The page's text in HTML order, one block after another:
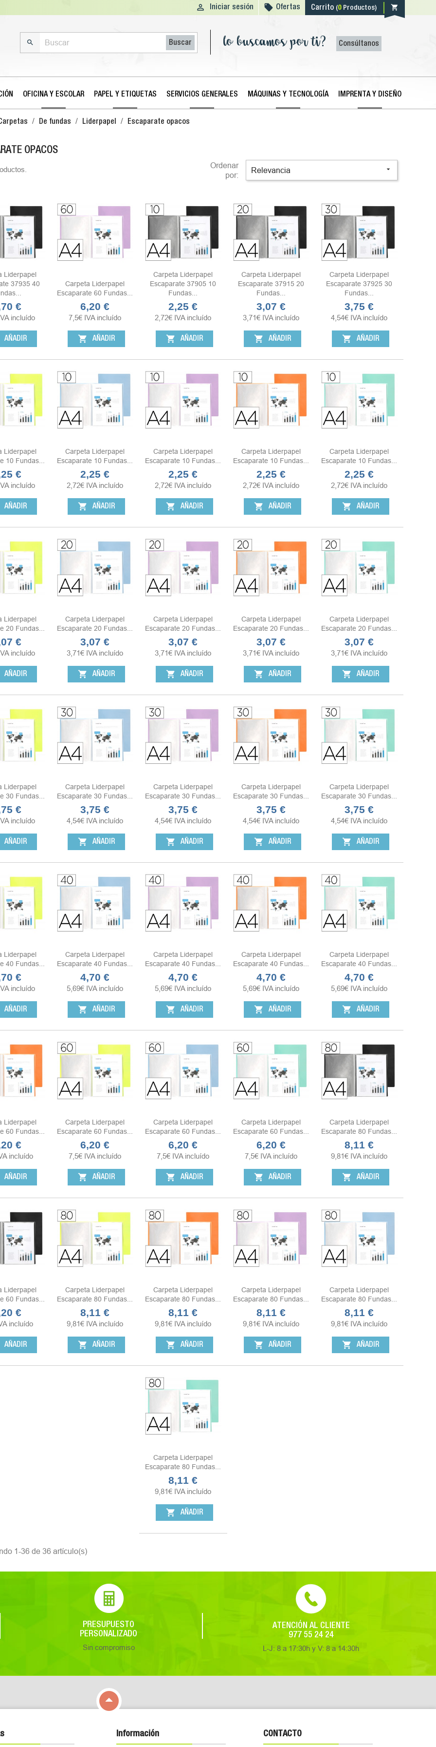
 Iniciar sesión  Ofertas Carrito (0Productos) shopping_cart
 Buscar lo buscamos por ti? Consúltanos
OFICINA Y ESCOLAR PAPEL Y ETIQUETAS SERVICIOS GENERALES MÁQUINAS Y TECNOLOGÍA IMPRENTA Y DISEÑO
De fundas Liderpapel Escaparate opacos
OPACOS
Ordenar
por:
Relevancia 
Liderpapel
37935 40
€
incluído
AÑADIR
Carpeta Liderpapel
Escaparate 60 Fundas...
Precio
6,20 €
7,5€ IVA incluído
shopping_cart AÑADIR
Carpeta Liderpapel
Escaparate 37905 10
Fundas...
Precio
2,25 €
2,72€ IVA incluído
shopping_cart AÑADIR
Carpeta Liderpapel
Escaparate 37915 20
Fundas...
Precio
3,07 €
3,71€ IVA incluído
shopping_cart AÑADIR
Carpeta Liderpapel
Escaparate 37925 30
Fundas...
Precio
3,75 €
4,54€ IVA incluído
shopping_cart AÑADIR
Liderpapel
10 Fundas...
€
incluído
AÑADIR
Carpeta Liderpapel
Escaparate 10 Fundas...
Precio
2,25 €
2,72€ IVA incluído
shopping_cart AÑADIR
Carpeta Liderpapel
Escaparate 10 Fundas...
Precio
2,25 €
2,72€ IVA incluído
shopping_cart AÑADIR
Carpeta Liderpapel
Escaparate 10 Fundas...
Precio
2,25 €
2,72€ IVA incluído
shopping_cart AÑADIR
Carpeta Liderpapel
Escaparate 10 Fundas...
Precio
2,25 €
2,72€ IVA incluído
shopping_cart AÑADIR
Liderpapel
20 Fundas...
€
incluído
AÑADIR
Carpeta Liderpapel
Escaparate 20 Fundas...
Precio
3,07 €
3,71€ IVA incluído
shopping_cart AÑADIR
Carpeta Liderpapel
Escaparate 20 Fundas...
Precio
3,07 €
3,71€ IVA incluído
shopping_cart AÑADIR
Carpeta Liderpapel
Escaparate 20 Fundas...
Precio
3,07 €
3,71€ IVA incluído
shopping_cart AÑADIR
Carpeta Liderpapel
Escaparate 20 Fundas...
Precio
3,07 €
3,71€ IVA incluído
shopping_cart AÑADIR
Liderpapel
30 Fundas...
€
incluído
AÑADIR
Carpeta Liderpapel
Escaparate 30 Fundas...
Precio
3,75 €
4,54€ IVA incluído
shopping_cart AÑADIR
Carpeta Liderpapel
Escaparate 30 Fundas...
Precio
3,75 €
4,54€ IVA incluído
shopping_cart AÑADIR
Carpeta Liderpapel
Escaparate 30 Fundas...
Precio
3,75 €
4,54€ IVA incluído
shopping_cart AÑADIR
Carpeta Liderpapel
Escaparate 30 Fundas...
Precio
3,75 €
4,54€ IVA incluído
shopping_cart AÑADIR
Liderpapel
40 Fundas...
€
incluído
AÑADIR
Carpeta Liderpapel
Escaparate 40 Fundas...
Precio
4,70 €
5,69€ IVA incluído
shopping_cart AÑADIR
Carpeta Liderpapel
Escaparate 40 Fundas...
Precio
4,70 €
5,69€ IVA incluído
shopping_cart AÑADIR
Carpeta Liderpapel
Escaparate 40 Fundas...
Precio
4,70 €
5,69€ IVA incluído
shopping_cart AÑADIR
Carpeta Liderpapel
Escaparate 40 Fundas...
Precio
4,70 €
5,69€ IVA incluído
shopping_cart AÑADIR
Liderpapel
60 Fundas...
€
incluído
AÑADIR
Carpeta Liderpapel
Escaparate 60 Fundas...
Precio
6,20 €
7,5€ IVA incluído
shopping_cart AÑADIR
Carpeta Liderpapel
Escaparate 60 Fundas...
Precio
6,20 €
7,5€ IVA incluído
shopping_cart AÑADIR
Carpeta Liderpapel
Escaparate 60 Fundas...
Precio
6,20 €
7,5€ IVA incluído
shopping_cart AÑADIR
Carpeta Liderpapel
Escaparate 80 Fundas...
Precio
8,11 €
9,81€ IVA incluído
shopping_cart AÑADIR
Liderpapel
60 Fundas...
€
incluído
AÑADIR
Carpeta Liderpapel
Escaparate 80 Fundas...
Precio
8,11 €
9,81€ IVA incluído
shopping_cart AÑADIR
Carpeta Liderpapel
Escaparate 80 Fundas...
Precio
8,11 €
9,81€ IVA incluído
shopping_cart AÑADIR
Carpeta Liderpapel
Escaparate 80 Fundas...
Precio
8,11 €
9,81€ IVA incluído
shopping_cart AÑADIR
Carpeta Liderpapel
Escaparate 80 Fundas...
Precio
8,11 €
9,81€ IVA incluído
shopping_cart AÑADIR
Carpeta Liderpapel
Escaparate 80 Fundas...
Precio
8,11 €
9,81€ IVA incluído
shopping_cart AÑADIR
1-36 de 36 artículo(s)
PRESUPUESTO
PERSONALIZADO
Sin compromiso
ATENCIÓN AL CLIENTE
977 55 24 24
L-J: 8 a 17:30h y V: 8 a 14:30h

Información CONTACTO